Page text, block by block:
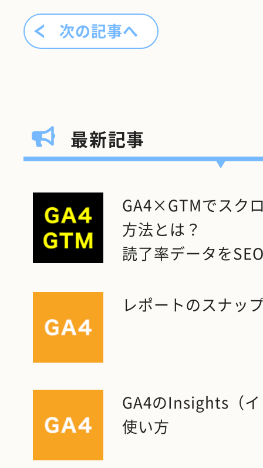
次の記事へ
最新記事
GA4×GTMでスク
方法とは？
読了率データを
レポートのスナッ
GA4のInsights（
使い方